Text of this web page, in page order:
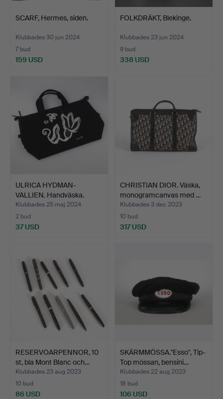
SCARF, Hermes, siden.
Klubbades 30 jun 2024
7 bud
159 USD
FOLKDRÄKT, Blekinge.
Klubbades 23 jun 2024
9 bud
338 USD
ULRICA HYDMAN-
VALLIEN. Handväska.
Klubbades 25 maj 2024
2 bud
37 USD
CHRISTIAN DIOR. Väska,
monogramcanvas med …
Klubbades 3 dec 2023
10 bud
317 USD
RESERVOARPENNOR, 10
st, bla Mont Blanc och…
Klubbades 23 aug 2023
10 bud
86 USD
SKÄRMMÖSSA."Esso", Tip-
Top mössan, bensini…
Klubbades 22 aug 2023
18 bud
106 USD